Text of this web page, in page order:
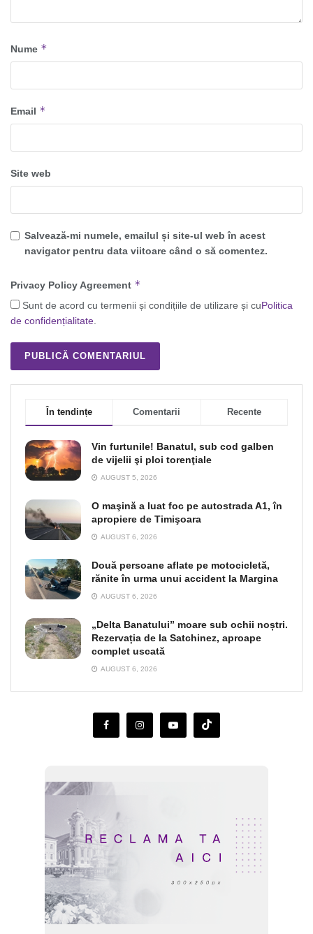
Nume *
Email *
Site web
Salvează-mi numele, emailul și site-ul web în acest
navigator pentru data viitoare când o să comentez.
Privacy Policy Agreement *
Sunt de acord cu termenii și condițiile de utilizare și cuPolitica
de confidențialitate.
În tendințe Comentarii Recente
Vin furtunile! Banatul, sub cod galben
de vijelii şi ploi torenţiale
AUGUST 5, 2026
O maşină a luat foc pe autostrada A1, în
apropiere de Timişoara
AUGUST 6, 2026
Două persoane aflate pe motocicletă,
rănite în urma unui accident la Margina
AUGUST 6, 2026
„Delta Banatului” moare sub ochii noștri.
Rezervația de la Satchinez, aproape
complet uscată
AUGUST 6, 2026